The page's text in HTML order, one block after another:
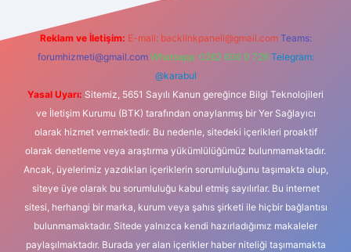
Reklam ve İletişim: E-mail: backlinkpaneli@gmail.com Teams:
forumhizmeti@gmail.com Whatsapp: 0262 606 0 726 Telegram:
@karabul
Yasal Uyarı: Sitemiz, 5651 Sayılı Kanun gereğince Bilgi Teknolojileri
ve İletişim Kurumu (BTK) tarafından onaylanmış bir Yer Sağlayıcı
olarak hizmet vermektedir. Bu nedenle, sitedeki içerikleri proaktif
olarak denetleme veya araştırma yükümlülüğümüz bulunmamaktadır.
Ancak, üyelerimiz yazdıkları içeriklerin sorumluluğunu taşımakta olup,
siteye üye olarak bu sorumluluğu kabul etmiş sayılırlar. Bu internet
sitesi, herhangi bir marka, kurum veya şahıs şirketi ile hiçbir bağlantısı
bulunmamaktadır. Sitede yalnızca kendi hazırladığımız makaleler
paylaşılmaktadır. Burada yer alan içerikler haber niteliği taşımamakta